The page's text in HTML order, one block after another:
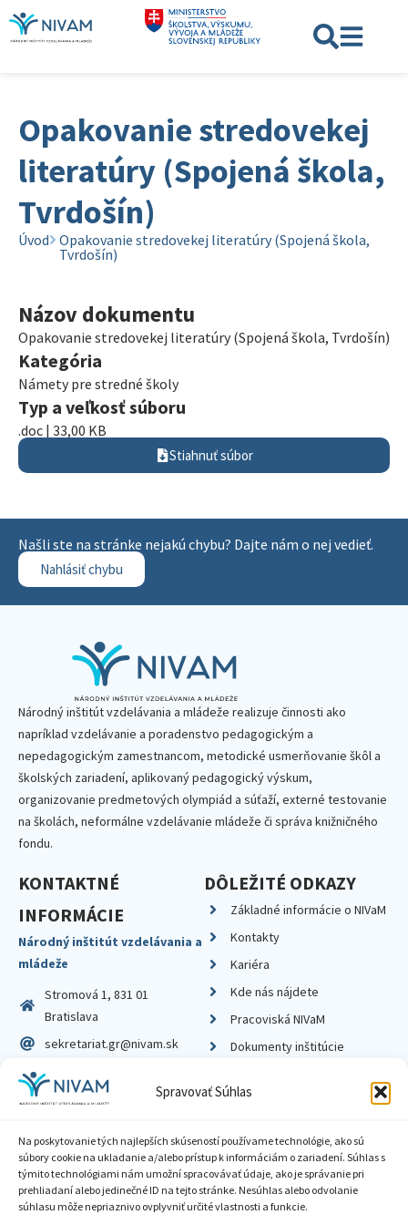
Spravovať Súhlas
Na poskytovanie tých najlepších skúseností používame technológie, ako sú
súbory cookie na ukladanie a/alebo prístup k informáciám o zariadení. Súhlas s
týmito technológiami nám umožní spracovávať údaje, ako je správanie pri
prehliadaní alebo jedinečné ID na tejto stránke. Nesúhlas alebo odvolanie
súhlasu môže nepriaznivo ovplyvniť určité vlastnosti a funkcie.
Opakovanie stredovekej
literatúry (Spojená škola,
Tvrdošín)
Úvod Opakovanie stredovekej literatúry (Spojená škola,
Tvrdošín)
Názov dokumentu
Opakovanie stredovekej literatúry (Spojená škola, Tvrdošín)
Kategória
Námety pre stredné školy
Typ a veľkosť súboru
.doc | 33,00 KB
Stiahnuť súbor
Našli ste na stránke nejakú chybu? Dajte nám o nej vedieť.
Nahlásiť chybu
Národný inštitút vzdelávania a mládeže realizuje činnosti ako
napríklad vzdelávanie a poradenstvo pedagogickým a
nepedagogickým zamestnancom, metodické usmerňovanie škôl a
školských zariadení, aplikovaný pedagogický výskum,
organizovanie predmetových olympiád a súťaží, externé testovanie
na školách, neformálne vzdelávanie mládeže či správa knižničného
fondu.
KONTAKTNÉ
INFORMÁCIE
Národný inštitút vzdelávania a
mládeže
Stromová 1, 831 01
Bratislava
sekretariat.gr@nivam.sk
IČO: 00164348
DIČ: 2020798714
DÔLEŽITÉ ODKAZY
Základné informácie o NIVaM
Kontakty
Kariéra
Kde nás nájdete
Pracoviská NIVaM
Dokumenty inštitúcie
Zásady ochrany súkromia